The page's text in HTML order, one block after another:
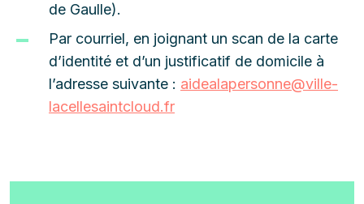
de Gaulle).
Par courriel, en joignant un scan de la carte
d’identité et d’un justificatif de domicile à
l’adresse suivante : aidealapersonne@ville-
lacellesaintcloud.fr